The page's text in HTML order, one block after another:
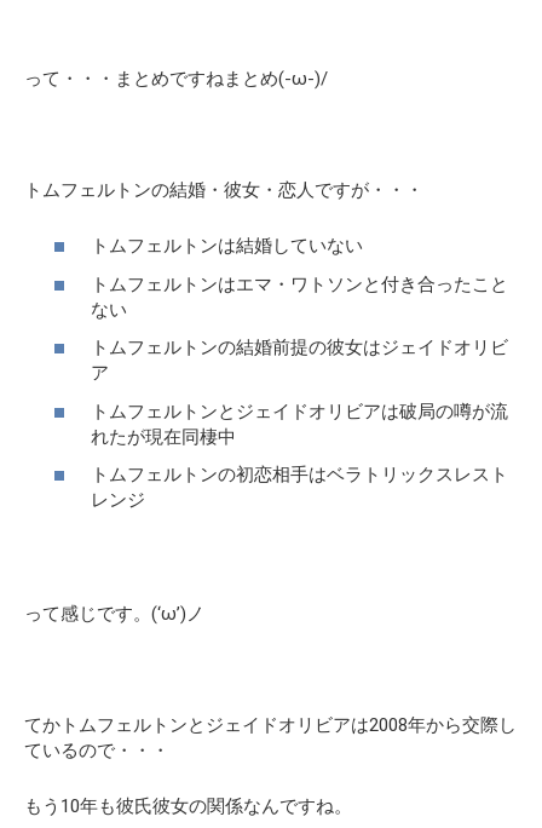
って・・・まとめですねまとめ(-ω-)/
トムフェルトンの結婚・彼女・恋人ですが・・・
トムフェルトンは結婚していない
トムフェルトンはエマ・ワトソンと付き合ったこと
ない
トムフェルトンの結婚前提の彼女はジェイドオリビ
ア
トムフェルトンとジェイドオリビアは破局の噂が流
れたが現在同棲中
トムフェルトンの初恋相手はベラトリックスレスト
レンジ
って感じです。(‘ω’)ノ
てかトムフェルトンとジェイドオリビアは2008年から交際し
ているので・・・
もう10年も彼氏彼女の関係なんですね。